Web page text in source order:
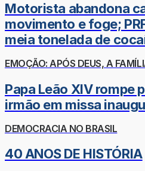
Motorista abandona
movimento e foge;
meia tonelada de
EMOÇÃO: APÓS DEUS, A
Papa Leão XIV rompe
irmão em missa
DEMOCRACIA NO BRASIL
40 ANOS DE HISTÓRIA